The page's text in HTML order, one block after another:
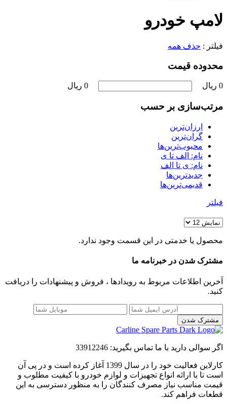
لامپ خودرو
فیلتر : حذف همه
محدوده قیمت
0 ریال 0 ریال
مرتب‌سازی بر حسب
ارزان‌ترین
گران‌ترین
محبوب‌ترین‌ها
نام: الف تا ی
نام: ی تا الف
جدیدترین‌ها
قدیمی‌ترین‌ها
فیلتر
محصول یا خدمتی در این قسمت وجود ندارد.
مشترک شدن در خبرنامه ما
آخرین اطلاعات مربوط به رویدادها ، فروش و پیشنهادات را دریافت
کنید.
مشترک شدن
اگر سوالی دارید با ما تماس بگیرید: 33912246
کارلاین فعالیت خود را در سال 1399 آغاز کرده است و در پی آن
است تا با ارائه انواع تجهیزات و لوازم خودرو با کیفیت مطلوب و
قیمت مناسب نیاز مصرف کنندگان را به منظور دسترسی به این
قطعات فراهم کند.